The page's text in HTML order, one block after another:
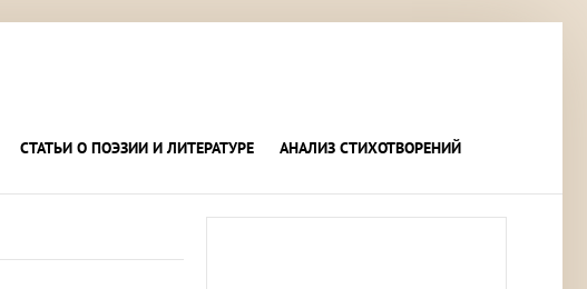
СТАТЬИ О ПОЭЗИИ И ЛИТЕРАТУРЕ АНАЛИЗ СТИХОТВОРЕНИЙ